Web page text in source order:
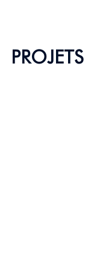
PROJETS